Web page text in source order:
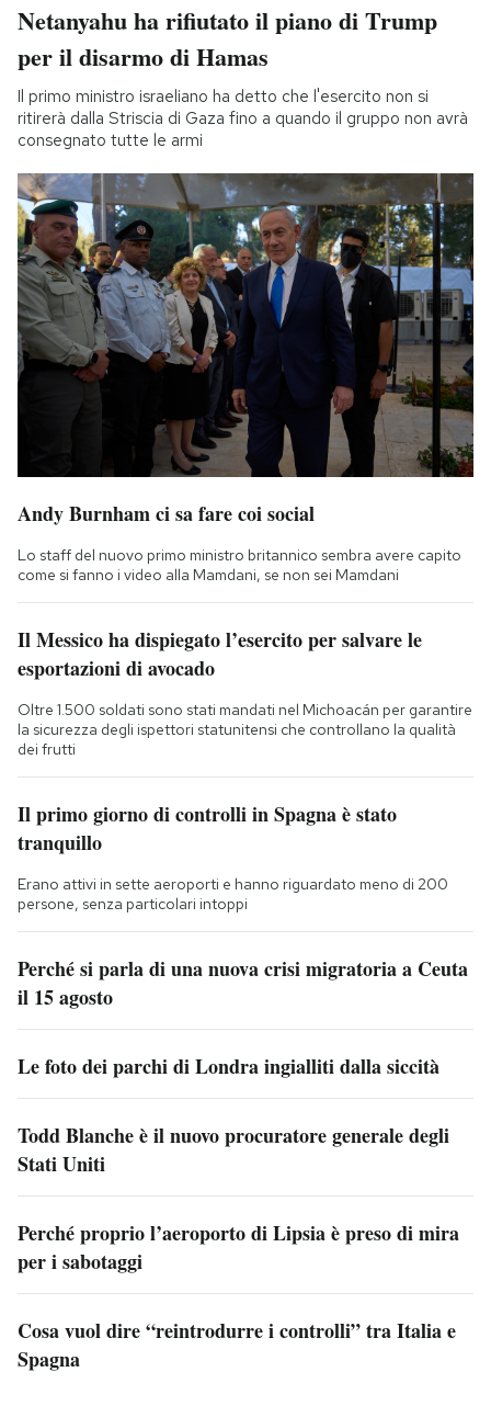
Netanyahu ha rifiutato il piano di Trump
per il disarmo di Hamas
Il primo ministro israeliano ha detto che l'esercito non si
ritirerà dalla Striscia di Gaza fino a quando il gruppo non avrà
consegnato tutte le armi
Andy Burnham ci sa fare coi social
Lo staff del nuovo primo ministro britannico sembra avere capito
come si fanno i video alla Mamdani, se non sei Mamdani
Il Messico ha dispiegato l’esercito per salvare le
esportazioni di avocado
Oltre 1.500 soldati sono stati mandati nel Michoacán per garantire
la sicurezza degli ispettori statunitensi che controllano la qualità
dei frutti
Il primo giorno di controlli in Spagna è stato
tranquillo
Erano attivi in sette aeroporti e hanno riguardato meno di 200
persone, senza particolari intoppi
Perché si parla di una nuova crisi migratoria a Ceuta
il 15 agosto
Le foto dei parchi di Londra ingialliti dalla siccità
Todd Blanche è il nuovo procuratore generale degli
Stati Uniti
Perché proprio l’aeroporto di Lipsia è preso di mira
per i sabotaggi
Cosa vuol dire “reintrodurre i controlli” tra Italia e
Spagna